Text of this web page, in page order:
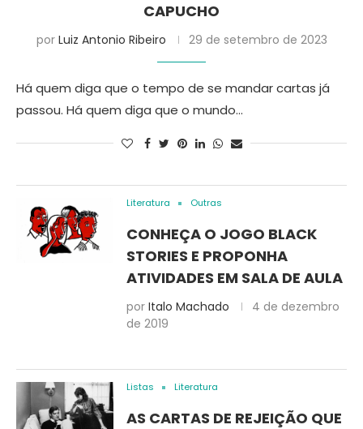
CAPUCHO
por Luiz Antonio Ribeiro 29 de setembro de 2023
Há quem diga que o tempo de se mandar cartas já
passou. Há quem diga que o mundo…
Literatura Outras
CONHEÇA O JOGO BLACK
STORIES E PROPONHA
ATIVIDADES EM SALA DE AULA
por Italo Machado
4 de dezembro
de 2019
Listas Literatura
AS CARTAS DE REJEIÇÃO QUE